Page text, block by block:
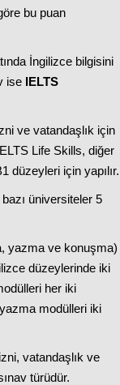
bu puan
İngilizce bilgisini
ise IELTS
ve vatandaşlık için
Life Skills, diğer
düzeyleri için yapılır.
bazı üniversiteler 5
yazma ve konuşma)
düzeylerinde iki
her iki
modülleri iki
vatandaşlık ve
türüdür.